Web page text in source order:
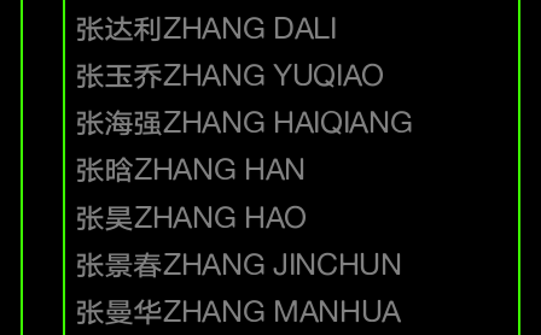
张达利ZHANG DALI
张玉乔ZHANG YUQIAO
张海强ZHANG HAIQIANG
张晗ZHANG HAN
张昊ZHANG HAO
张景春ZHANG JINCHUN
张曼华ZHANG MANHUA